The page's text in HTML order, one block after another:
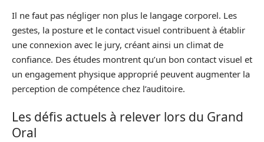
Il ne faut pas négliger non plus le langage corporel. Les
gestes, la posture et le contact visuel contribuent à établir
une connexion avec le jury, créant ainsi un climat de
confiance. Des études montrent qu’un bon contact visuel et
un engagement physique approprié peuvent augmenter la
perception de compétence chez l’auditoire.
Les défis actuels à relever lors du Grand
Oral